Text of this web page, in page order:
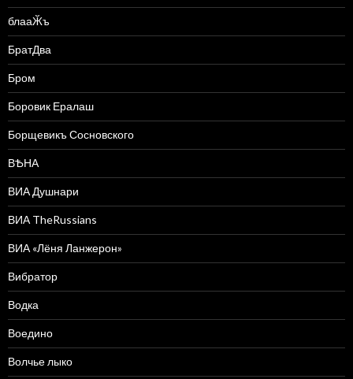
блааӁъ
БратДва
Бром
Боровик Ералаш
Борщевикъ Сосновского
ВѢНА
ВИА Душнари
ВИА TheRussians
ВИА «Лёня Ланжерон»
Вибратор
Водка
Воедино
Волчье лыко